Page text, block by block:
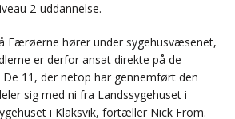
2-uddannelse.
Færøerne hører under sygehusvæsenet,
er derfor ansat direkte på de
De 11, der netop har gennemført den
sig med ni fra Landssygehuset i
i Klaksvik, fortæller Nick From.